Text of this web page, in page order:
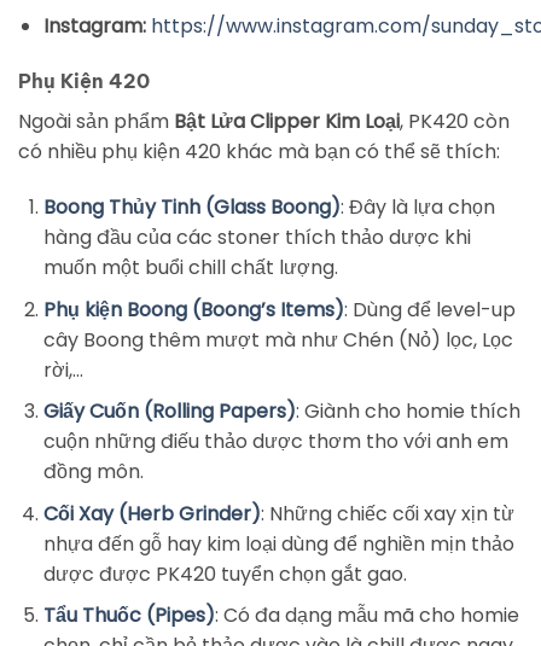
Instagram: https://www.instagram.com/
Phụ Kiện 420
Ngoài sản phẩm Bật Lửa Clipper Kim Loại, PK420 còn
có nhiều phụ kiện 420 khác mà bạn có thể sẽ thích:
Boong Thủy Tinh (Glass Boong): Đây là lựa chọn
hàng đầu của các stoner thích thảo dược khi
muốn một buổi chill chất lượng.
Phụ kiện Boong (Boong’s Items): Dùng để level-up
cây Boong thêm mượt mà như Chén (Nỏ) lọc, Lọc
rời,…
Giấy Cuốn (Rolling Papers): Giành cho homie thích
cuộn những điếu thảo dược thơm tho với anh em
đồng môn.
Cối Xay (Herb Grinder): Những chiếc cối xay xịn từ
nhựa đến gỗ hay kim loại dùng để nghiền mịn thảo
dược được PK420 tuyển chọn gắt gao.
Tẩu Thuốc (Pipes): Có đa dạng mẫu mã cho homie